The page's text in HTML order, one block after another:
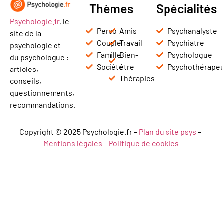
Psychologie.fr, le
site de la
psychologie et
du psychologue :
articles,
conseils,
questionnements,
recommandations.
Thèmes
Perso
Couple
Famille
Société
Amis
Travail
Bien-
être
Thérapies
Spécialités
Psychanalyste
Psychiatre
Psychologue
Copyright © 2025 Psychologie.fr – Plan du site psys –
Mentions légales – Politique de cookies